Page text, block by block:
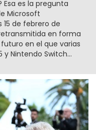
es la pregunta
Microsoft
de febrero de
en forma
en el que varias
y Nintendo Switch...